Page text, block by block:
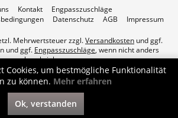
Kontakt
Engpasszuschläge
Datenschutz AGB Impressum
Mehrwertsteuer zzgl.Versandkosten und ggf.
und ggf. Engpasszuschläge, wenn nicht anders
beschrieben.
GmbH - All Rights Reserved. Theme by
ThemeWare®
Cookies, um bestmögliche Funktionalität
zu können. Mehr erfahren
Ok, verstanden